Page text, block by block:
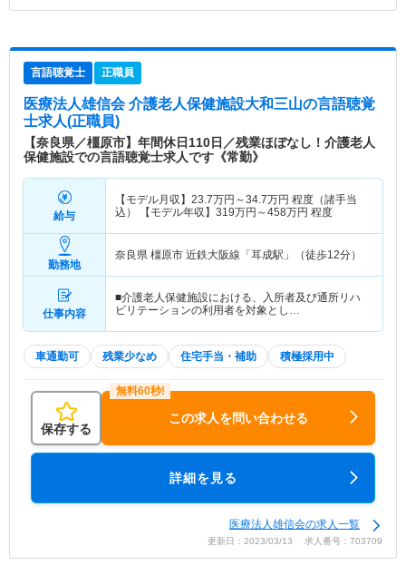
言語聴覚士 正職員
医療法人雄信会 介護老人保健施設大和三山の言語聴覚
士求人(正職員)
【奈良県／橿原市】年間休日110日／残業ほぼなし！介護老人
保健施設での言語聴覚士求人です《常勤》
給与
【モデル月収】 23.7万円～34.7万円 程度（諸手当
込） 【モデル年収】 319万円～458万円 程度
勤務地
奈良県 橿原市 近鉄大阪線「耳成駅」（徒歩12分）
仕事内容
■介護老人保健施設における、入所者及び通所リハ
ビリテーションの利用者を対象とし…
車通勤可 残業少なめ 住宅手当・補助 積極採用中
保存する
この求人を問い合わせる
詳細を見る
医療法人雄信会の求人一覧
更新日：2023/03/13 求人番号：703709